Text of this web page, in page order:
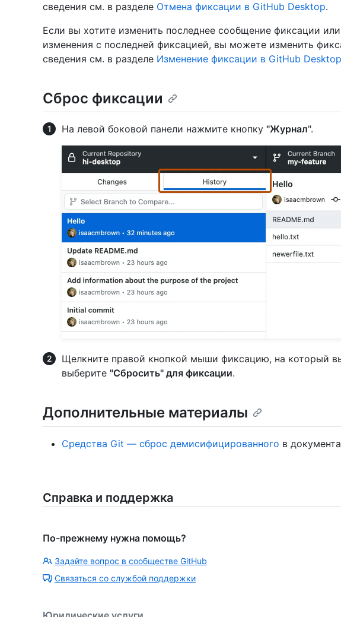
сведения см. в разделе Отмена фиксации в GitHub Desktop.
Если вы хотите изменить последнее сообщение фиксации
изменения с последней фиксацией, вы можете изменить
сведения см. в разделе Изменение фиксации в GitHub Desktop
Сброс фиксации
На левой боковой панели нажмите кнопку "Журнал".
Щелкните правой кнопкой мыши фиксацию, на который
выберите "Сбросить" для фиксации.
Дополнительные материалы
Средства Git — сброс демисифицированного в
Справка и поддержка
По-прежнему нужна помощь?
Задайте вопрос в сообществе GitHub
Связаться со службой поддержки